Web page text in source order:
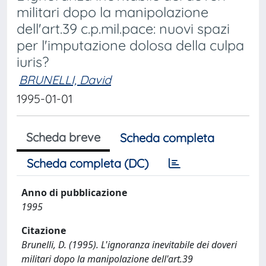
militari dopo la manipolazione
dell'art.39 c.p.mil.pace: nuovi spazi
per l'imputazione dolosa della culpa
iuris?
BRUNELLI, David
1995-01-01
Scheda breve
Scheda completa
Scheda completa (DC)
Anno di pubblicazione
1995
Citazione
Brunelli, D. (1995). L'ignoranza inevitabile dei doveri
militari dopo la manipolazione dell'art.39